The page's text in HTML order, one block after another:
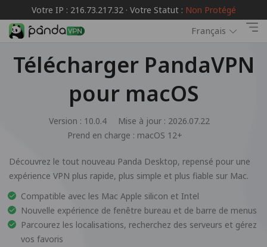
Votre IP : 216.73.217.32 · Votre Statut : Non Protégé
Français
Télécharger PandaVPN
pour macOS
Version : 10.0.4
Mise à jour : 2026.07.22
Prend en charge : macOS 12+
Découvrez le tout nouveau Panda Desktop, repensé pour une
expérience VPN plus rapide, plus simple et plus fiable sur Mac.
Compatible avec les Mac Apple silicon et Intel
Nouvelle expérience de fenêtre bureau et de barre de menus
Parcourez les localisations, recherchez des serveurs et gérez
vos favoris